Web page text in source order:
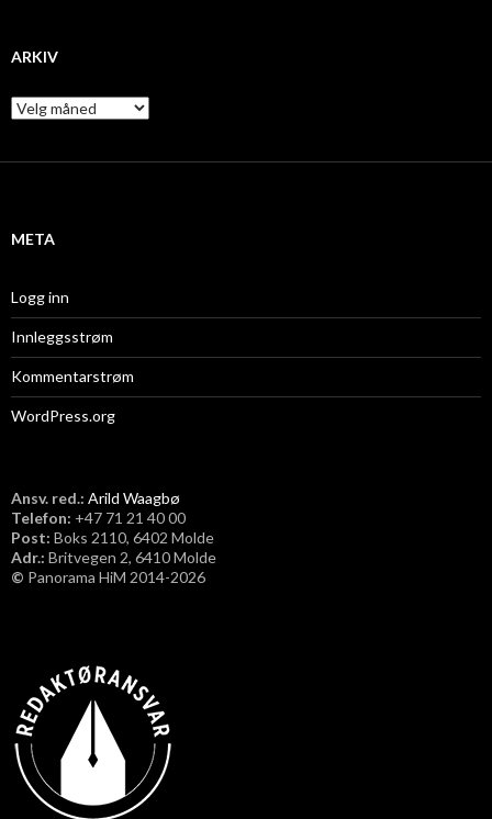
ARKIV
A
r
i
META
Logg inn
Innleggsstrøm
Kommentarstrøm
WordPress.org
Ansv. red.: Arild Waagbø
Telefon: ​+47 71 21 40 00
Post: Boks 2110, 6402 Molde
Adr.: Britvegen 2, 6410 Molde
© Panorama HiM 2014-2026